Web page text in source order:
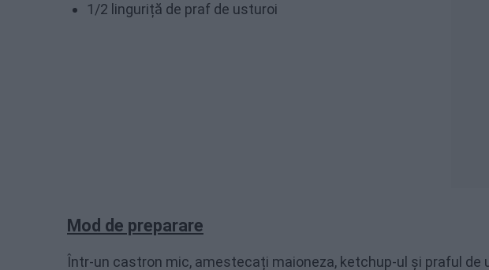
1/2 linguriță de praf de usturoi
Mod de preparare
Într-un castron mic, amestecați maioneza, ketchup-ul și praful de